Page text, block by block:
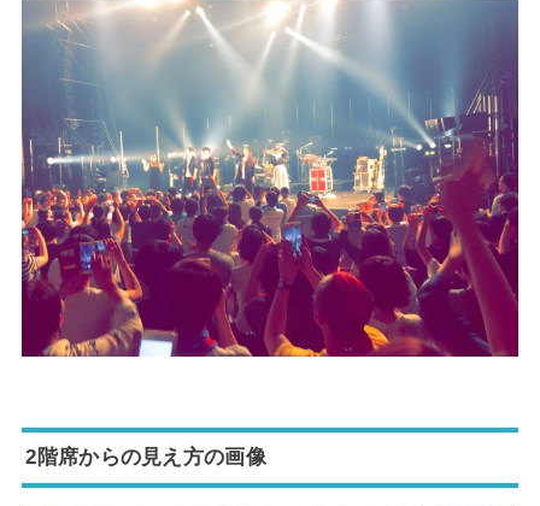
2階席からの見え方の画像